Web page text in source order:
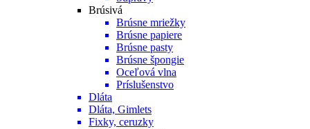
Brúsivá
Brúsne mriežky
Brúsne papiere
Brúsne pasty
Brúsne špongie
Oceľová vlna
Príslušenstvo
Dláta
Dláta, Gimlets
Fixky, ceruzky